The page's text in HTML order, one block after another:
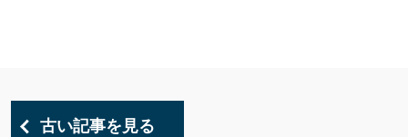
古い記事を見る